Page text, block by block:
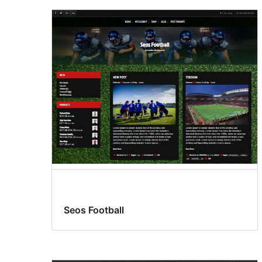
Seos Football